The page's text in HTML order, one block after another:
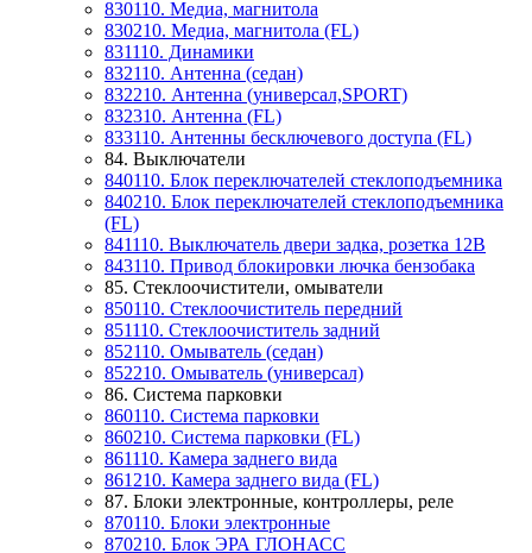
830110. Медиа, магнитола
830210. Медиа, магнитола (FL)
831110. Динамики
832110. Антенна (седан)
832210. Антенна (универсал,SPORT)
832310. Антенна (FL)
833110. Антенны бесключевого доступа (FL)
84. Выключатели
840110. Блок переключателей стеклоподъемника
840210. Блок переключателей стеклоподъемника
(FL)
841110. Выключатель двери задка, розетка 12В
843110. Привод блокировки лючка бензобака
85. Стеклоочистители, омыватели
850110. Стеклоочиститель передний
851110. Стеклоочиститель задний
852110. Омыватель (седан)
852210. Омыватель (универсал)
86. Система парковки
860110. Система парковки
860210. Система парковки (FL)
861110. Камера заднего вида
861210. Камера заднего вида (FL)
87. Блоки электронные, контроллеры, реле
870110. Блоки электронные
870210. Блок ЭРА ГЛОНАСС